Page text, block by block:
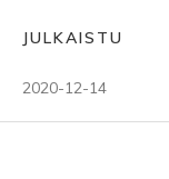
JULKAISTU
2020-12-14